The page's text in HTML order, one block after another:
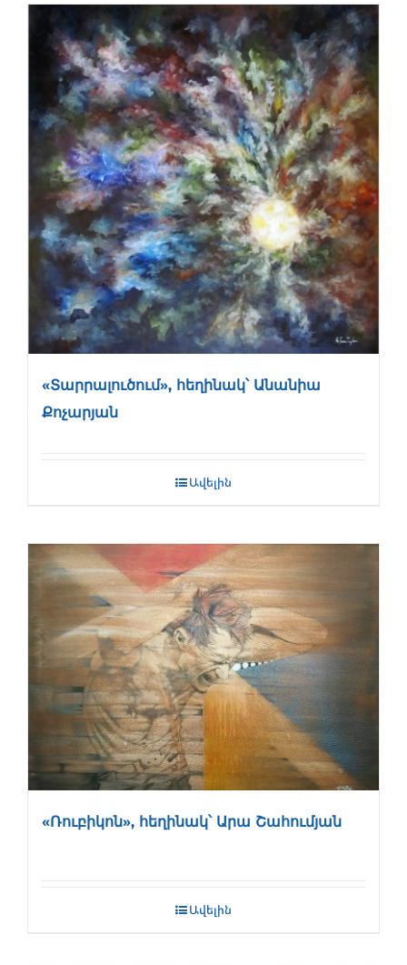
«Տարրալուծում», հեղինակ՝ Անանիա
Քոչարյան
Ավելին
«Ռուբիկոն», հեղինակ՝ Արա Շահումյան
Ավելին